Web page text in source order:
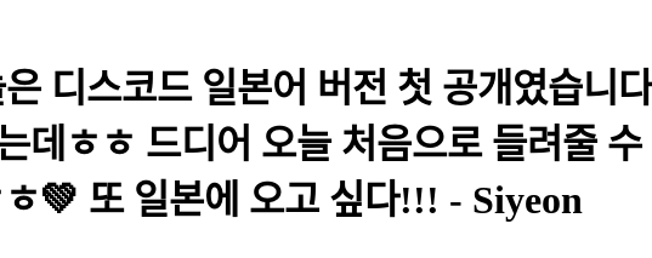
디스코드 일본어 버전 첫 공개였습니
데ㅎㅎ 드디어 오늘 처음으로 들려줄
💚 또 일본에 오고 싶다!!! - Siyeon